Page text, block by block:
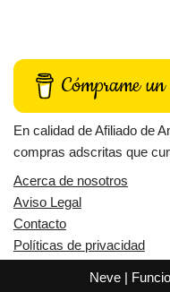
Cómprame
En calidad de Afiliado de
compras adscritas que
Acerca de nosotros
Aviso Legal
Contacto
Políticas de privacidad
Neve|